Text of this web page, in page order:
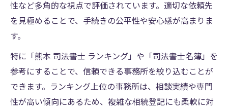
性など多角的な視点で評価されています。適切な依頼先
を見極めることで、手続きの公平性や安心感が高まりま
す。
特に「熊本 司法書士 ランキング」や「司法書士名簿」を
参考にすることで、信頼できる事務所を絞り込むことが
できます。ランキング上位の事務所は、相談実績や専門
性が高い傾向にあるため、複雑な相続登記にも柔軟に対